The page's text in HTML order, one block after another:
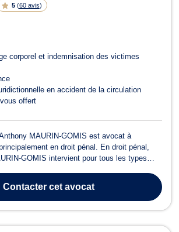
5 (60 avis)
corporel et indemnisation des victimes
en accident de la circulation
offert
MAURIN-GOMIS est avocat à
en droit pénal. En droit pénal,
GOMIS intervient pour tous les types
Cabinet. Qu’elle repose sur une assistance
com...
Contactercet avocat